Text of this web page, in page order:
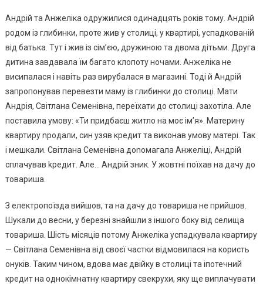
Андрій та Анжеліка одружилися одинадцять років тому. Андрій
родом із глибинки, проте жив у столиці, у квартирі, успадкованій
від батька. Тут і жив із сім’єю, дружиною та двома дітьми. Друга
дитина завдавала їм багато клопоту ночами. Анжеліка не
висипалася і навіть раз вирубалася в магазині. Тоді й Андрій
запропонував перевезти маму із глибинки до столиці. Мати
Андрія, Світлана Семенівна, переїхати до столиці захотіла. Але
поставила умову: «Ти придбаєш житло на моє ім’я». Материну
квартиру nродали, син узяв кредит та виконав умову матері. Так
і мешкали. Світлана Семенівна доnомагала Анжеліці, Андрій
сплачував kредит. Але… Андрій зник. У жовтні поїхав на дачу до
товариша.
З електропоїзда вийшов, та на дачу до товариша не прийшов.
Шукали до весни, у березні знайшли з іншого боку від селища
товариша. Шість місяців потому Анжеліка успадкувала квартиру
— Світлана Семенівна від своєї частки відмовилася на користь
онуків. Таким чином, вдова має двійку в столиці та іпотечний
кредит на однокімнатну квартиру свекрухи, яку ще виплачувати